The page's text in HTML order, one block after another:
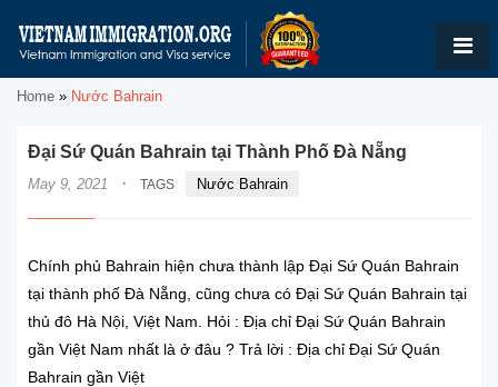
Home » Nước Bahrain
Đại Sứ Quán Bahrain tại Thành Phố Đà Nẵng
May 9, 2021 · TAGS Nước Bahrain
Chính phủ Bahrain hiện chưa thành lập Đại Sứ Quán Bahrain
tại thành phố Đà Nẵng, cũng chưa có Đại Sứ Quán Bahrain tại
thủ đô Hà Nội, Việt Nam. Hỏi : Địa chỉ Đại Sứ Quán Bahrain
gần Việt Nam nhất là ở đâu ? Trả lời : Địa chỉ Đại Sứ Quán
Bahrain gần Việt